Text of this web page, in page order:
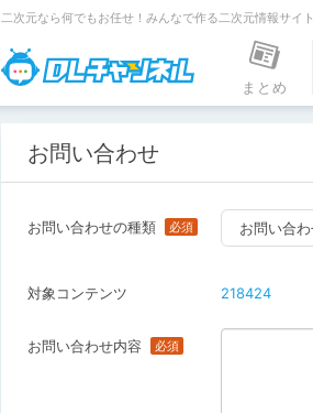
二次元なら何でもお任せ！みんなで作る二次元情報サイト
DLチャンネル
まとめ
お問い合わせ
お問い合わせの種類 お問い合
対象コンテンツ 218424
お問い合わせ内容